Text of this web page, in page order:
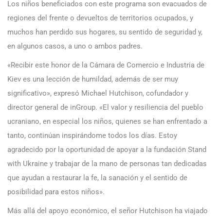
Los niños beneficiados con este programa son evacuados de
regiones del frente o devueltos de territorios ocupados, y
muchos han perdido sus hogares, su sentido de seguridad y,
en algunos casos, a uno o ambos padres.
«Recibir este honor de la Cámara de Comercio e Industria de
Kiev es una lección de humildad, además de ser muy
significativo», expresó Michael Hutchison, cofundador y
director general de inGroup. «El valor y resiliencia del pueblo
ucraniano, en especial los niños, quienes se han enfrentado a
tanto, continúan inspirándome todos los días. Estoy
agradecido por la oportunidad de apoyar a la fundación Stand
with Ukraine y trabajar de la mano de personas tan dedicadas
que ayudan a restaurar la fe, la sanación y el sentido de
posibilidad para estos niños».
Más allá del apoyo económico, el señor Hutchison ha viajado